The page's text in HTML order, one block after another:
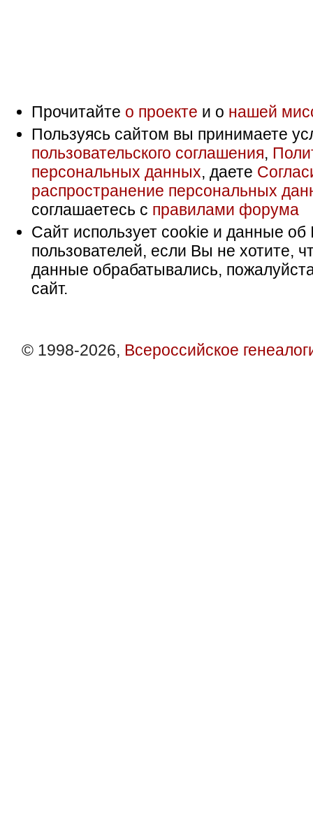
Прочитайте о проекте и о нашей
Пользуясь сайтом вы принимаете
пользовательского соглашения,
персональных данных, даете
распространение персональных
соглашаетесь с правилами форума
Сайт использует cookie и данные об
пользователей, если Вы не хотите,
данные обрабатывались,
сайт.
© 1998-2026, Всероссийское